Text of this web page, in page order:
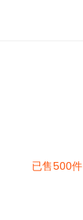
已售500件